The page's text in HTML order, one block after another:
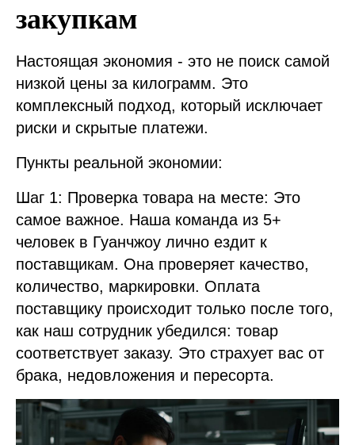
закупкам
Настоящая экономия - это не поиск самой
низкой цены за килограмм. Это
комплексный подход, который исключает
риски и скрытые платежи.
Пункты реальной экономии:
Шаг 1: Проверка товара на месте: Это
самое важное. Наша команда из 5+
человек в Гуанчжоу лично ездит к
поставщикам. Она проверяет качество,
количество, маркировки. Оплата
поставщику происходит только после того,
как наш сотрудник убедился: товар
соответствует заказу. Это страхует вас от
брака, недовложения и пересорта.